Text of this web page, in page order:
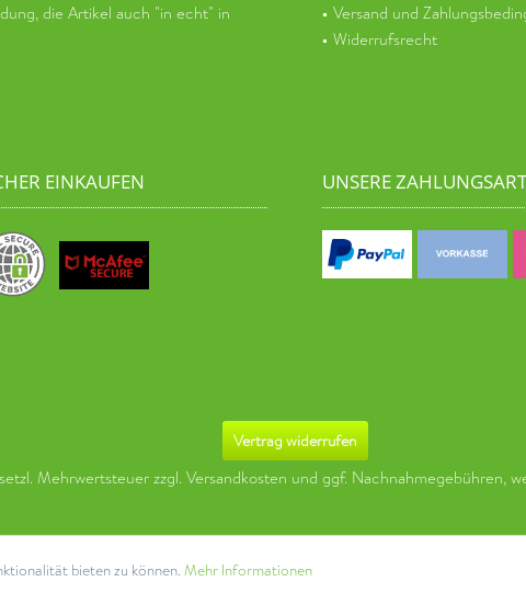
die Artikel auch "in echt" in
Versand und
Widerrufsrecht
EINKAUFEN UNSERE
Vertrag widerrufen
Mehrwertsteuer zzgl. Versandkosten und ggf. Nachnahmegebühren,
bieten zu können. Mehr Informationen